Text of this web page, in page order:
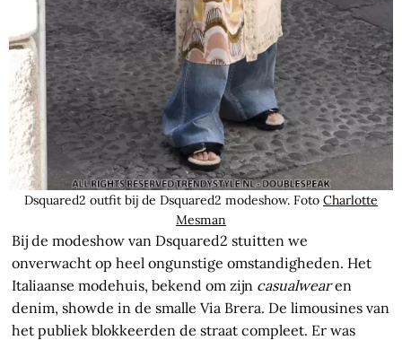
Dsquared2 outfit bij de Dsquared2 modeshow. Foto Charlotte
Mesman
Bij de modeshow van Dsquared2 stuitten we
onverwacht op heel ongunstige omstandigheden. Het
Italiaanse modehuis, bekend om zijn casualwearen
denim, showde in de smalle Via Brera. De limousines van
het publiek blokkeerden de straat compleet. Er was